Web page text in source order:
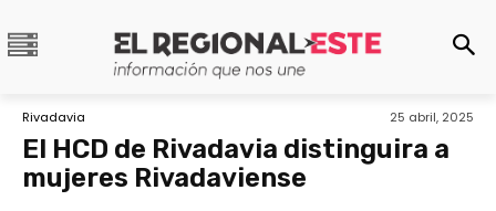
Rivadavia 25 abril, 2025
El HCD de Rivadavia distinguira a
mujeres Rivadaviense